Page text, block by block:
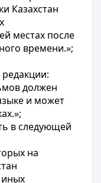
Казахстан
местах после
времени.»;
должен
и может
в следующей
на
иных